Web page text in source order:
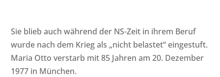
Sie blieb auch während der NS-Zeit in ihrem Beruf
wurde nach dem Krieg als „nicht belastet“ eingestuft.
Maria Otto verstarb mit 85 Jahren am 20. Dezember
1977 in München.